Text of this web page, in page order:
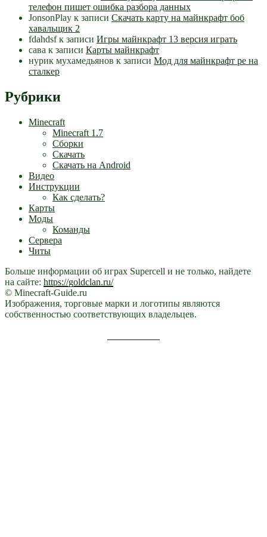
телефон пишет ошибка разбора данных
JonsonPlay к записи Скачать карту на майнкрафт боб
хавальщик 2
fdahdsfк записи Игры майнкрафт 13 версия играть
сава к записи Карты майнкрафт
нурик мухамедьянов к записи Мод для майнкрафт pe на
сталкер
Рубрики
Minecraft
Minecraft 1.7
Сборки
Скачать
Скачать на Android
Видео
Инструкции
Как сделать?
Карты
Моды
Команды
Сервера
Читы
Больше информации об играх Supercell и не только, найдете
на сайте: https://goldclan.ru/
© Minecraft-Guide.ru
Изображения, торговые марки и логотипы являются
собственностью соответствующих владельцев.